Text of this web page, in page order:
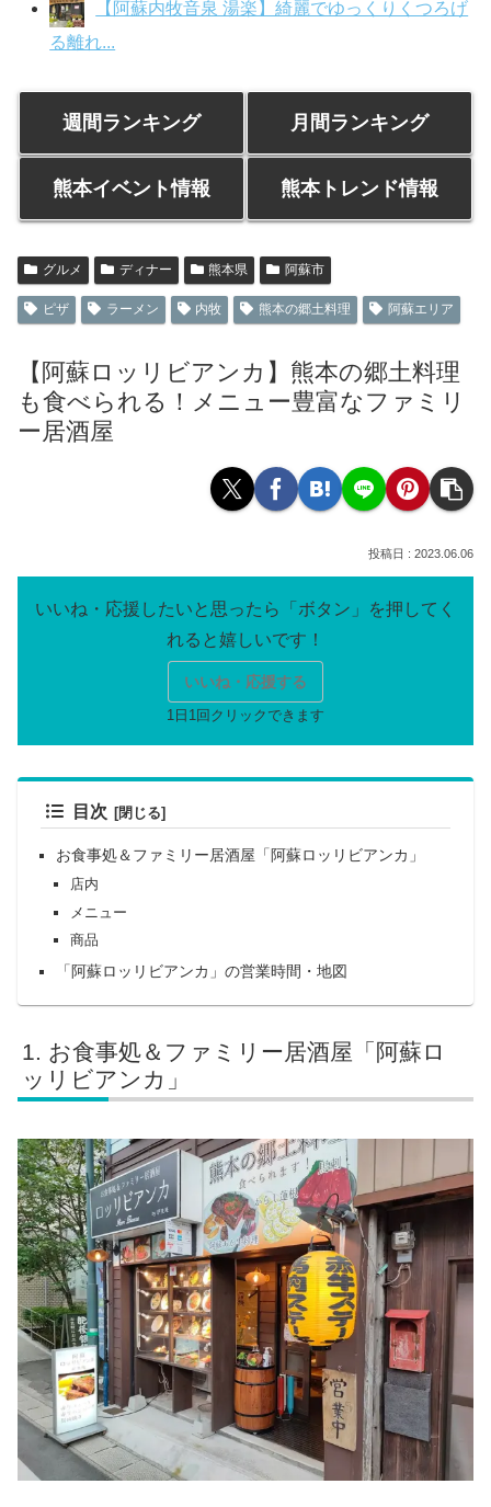
【阿蘇内牧音泉 湯楽】綺麗でゆっくりくつろげ
る離れ...
週間ランキング 月間ランキング
熊本イベント情報 熊本トレンド情報
グルメ ディナー 熊本県 阿蘇市
ピザ ラーメン 内牧 熊本の郷土料理 阿蘇エリア
【阿蘇ロッリビアンカ】熊本の郷土料理
も食べられる！メニュー豊富なファミリ
ー居酒屋
2023.06.06
いいね・応援する
目次
お食事処＆ファミリー居酒屋「阿蘇ロッリビアンカ」
店内
メニュー
商品
「阿蘇ロッリビアンカ」の営業時間・地図
お食事処＆ファミリー居酒屋「阿蘇ロ
ッリビアンカ」